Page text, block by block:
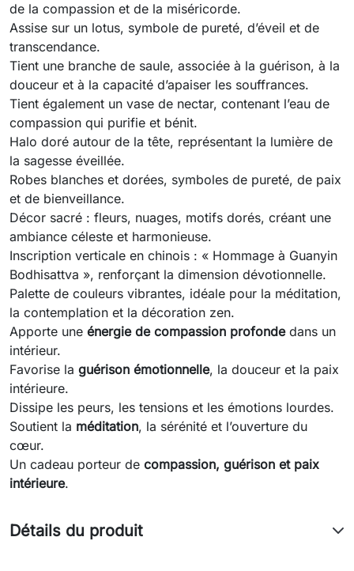
de la compassion et de la miséricorde.
Assise sur un lotus, symbole de pureté, d’éveil et de
transcendance.
Tient une branche de saule, associée à la guérison, à la
douceur et à la capacité d’apaiser les souffrances.
Tient également un vase de nectar, contenant l’eau de
compassion qui purifie et bénit.
Halo doré autour de la tête, représentant la lumière de
la sagesse éveillée.
Robes blanches et dorées, symboles de pureté, de paix
et de bienveillance.
Décor sacré : fleurs, nuages, motifs dorés, créant une
ambiance céleste et harmonieuse.
Inscription verticale en chinois : « Hommage à Guanyin
Bodhisattva », renforçant la dimension dévotionnelle.
Palette de couleurs vibrantes, idéale pour la méditation,
la contemplation et la décoration zen.
Apporte une énergie de compassion profondedans un
intérieur.
Favorise la guérison émotionnelle, la douceur et la paix
intérieure.
Dissipe les peurs, les tensions et les émotions lourdes.
Soutient la méditation, la sérénité et l’ouverture du
cœur.
Un cadeau porteur de compassion, guérison et paix
intérieure.
Détails du produit